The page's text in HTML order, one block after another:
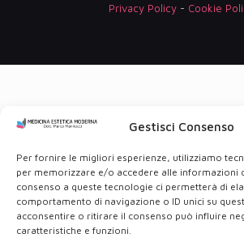
Gestisci Consenso
Per fornire le migliori esperienze, utilizziamo
per memorizzare e/o accedere alle informazioni
consenso a queste tecnologie ci permetterà di
comportamento di navigazione o ID unici su
acconsentire o ritirare il consenso può influire
caratteristiche e funzioni.
Privacy Policy - Cookie